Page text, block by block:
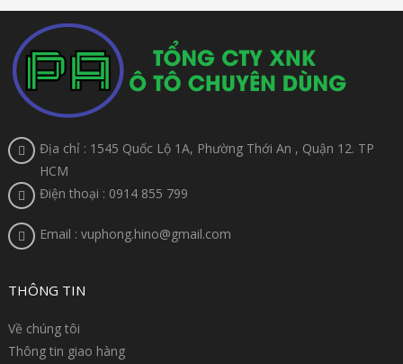
Địa chỉ : 1545 Quốc Lộ 1A, Phường Thới An , Quận 12. TP
HCM
Điện thoại : 0914 855 799
Email : vuphong.hino@gmail.com
THÔNG TIN
Về chúng tôi
Thông tin giao hàng